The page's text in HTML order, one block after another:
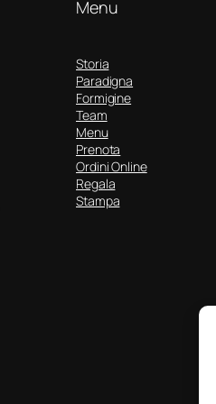
Menu
Storia
Paradigna
Formigine
Team
Menu
Prenota
Ordini Online
Regala
Stampa